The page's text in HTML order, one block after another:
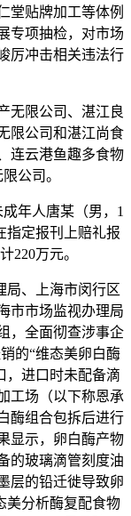
堂贴牌加工等体例
专项抽检，对市场
厉冲击相关违法行
限公司、湛江良
限公司和湛江尚食
连云港鱼趣多食物
公司。
年人唐某（男，1
指定报刊上赔礼报
220万元。
、上海市闵行区
市市场监视办理局
，全面彻查涉事企
的“维态美卵白酶
，进口时未配备滴
工场（以下称恩承
酶组合包拆后进行
显示，卵白酶产物
的玻璃滴管刻度油
层的铅迁徙导致卵
美分析酶复配食物